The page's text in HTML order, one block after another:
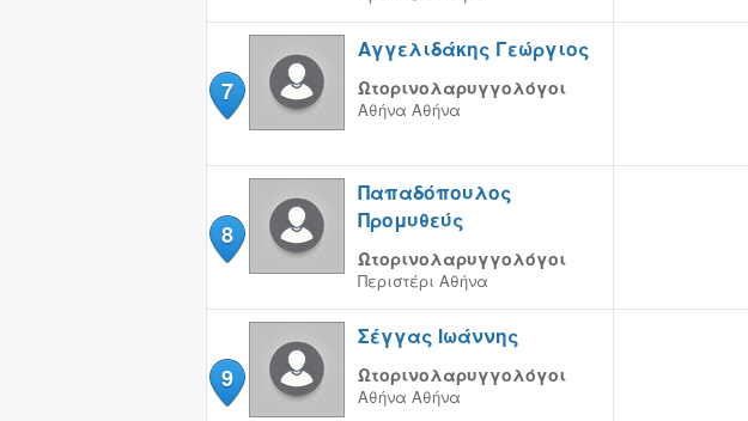
7
Αγγελιδάκης Γεώργιος
Ωτορινολαρυγγολόγοι
Αθήνα Αθήνα
8
Παπαδόπουλος
Προμυθεύς
Ωτορινολαρυγγολόγοι
Περιστέρι Αθήνα
9
Σέγγας Ιωάννης
Ωτορινολαρυγγολόγοι
Αθήνα Αθήνα